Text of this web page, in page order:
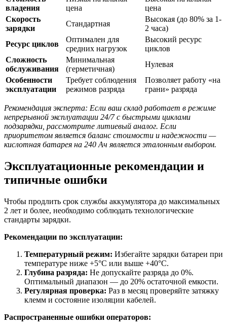
владения
цена
цена
Скорость
зарядки
Стандартная
Высокая (до 80% за 1-
2 часа)
Ресурс циклов
Оптимален для
средних нагрузок
Высокий ресурс
циклов
Сложность
обслуживания
Минимальная
(герметичная)
Нулевая
Особенности
эксплуатации
Требует соблюдения
режимов разряда
Позволяет работу «на
грани» разряда
Рекомендация эксперта: Если ваш склад работает в режиме
непрерывной эксплуатации 24/7 с быстрыми циклами
подзарядки, рассмотрите литиевый аналог. Если
приоритетом является баланс стоимости и надежности —
кислотная батарея на 240 Ач является эталонным выбором.
Эксплуатационные рекомендации и
типичные ошибки
Чтобы продлить срок службы аккумулятора до максимальных
2 лет и более, необходимо соблюдать технологические
стандарты зарядки.
Рекомендации по эксплуатации:
Температурный режим: Избегайте зарядки батареи при
температуре ниже +5°C или выше +40°C.
Глубина разряда: Не допускайте разряда до 0%.
Оптимальный диапазон — до 20% остаточной емкости.
Регулярная проверка: Раз в месяц проверяйте затяжку
клемм и состояние изоляции кабелей.
Распространенные ошибки операторов: